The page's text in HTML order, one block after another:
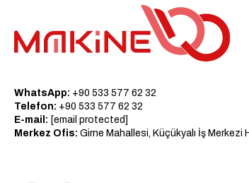
WhatsApp: +90 533 577 62 32
Telefon: +90 533 577 62 32
E-mail: [email protected]
Merkez Ofis: Girne Mahallesi, Küçükyalı İş